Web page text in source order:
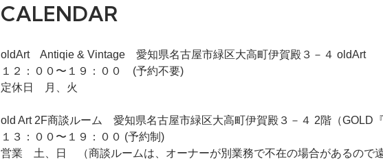
CALENDAR
oldArt Antiqie & Vintage 愛知県名古屋市緑区大高町伊賀殿３－４ oldArt
１２：００〜１９：００ (予約不要)
定休日 月、火
old Art 2F商談ルーム 愛知県名古屋市緑区大高町伊賀殿３－４ 2階（GOLD
１３：００〜１９：００ (予約制)
営業 土、日 （商談ルームは、オーナーが別業務で不在の場合があるので